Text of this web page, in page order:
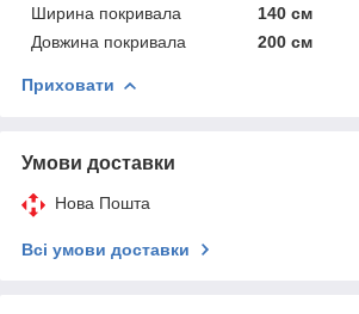
Ширина покривала
140 см
Довжина покривала
200 см
Приховати
Умови доставки
Нова Пошта
Всі умови доставки